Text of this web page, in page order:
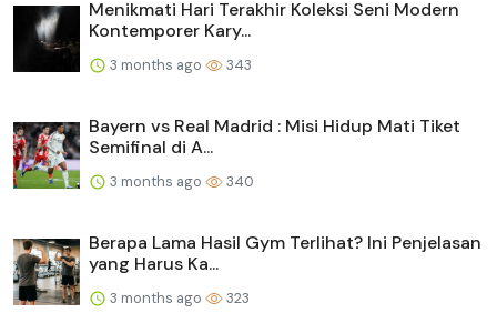
Menikmati Hari Terakhir Koleksi Seni Modern
Kontemporer Kary...
3 months ago 343
Bayern vs Real Madrid : Misi Hidup Mati Tiket
Semifinal di A...
3 months ago 340
Berapa Lama Hasil Gym Terlihat? Ini Penjelasan
yang Harus Ka...
3 months ago 323